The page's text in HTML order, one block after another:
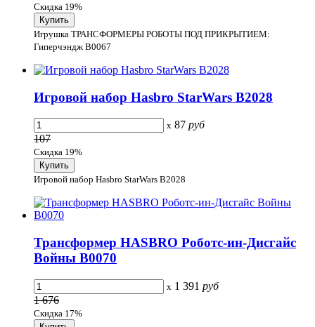
Скидка 19%
Игрушка ТРАНСФОРМЕРЫ РОБОТЫ ПОД ПРИКРЫТИЕМ:
Гиперчэндж B0067
Игровой набор Hasbro StarWars B2028
x 87 руб
107
Скидка 19%
Игровой набор Hasbro StarWars B2028
Трансформер HASBRO Роботс-ин-Дисгайс
Войны B0070
x 1 391 руб
1 676
Скидка 17%